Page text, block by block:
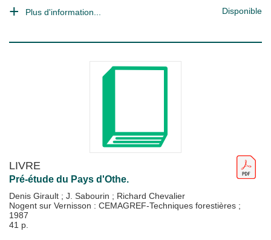
Plus d'information... Disponible
LIVRE
Pré-étude du Pays d'Othe.
Denis Girault ; J. Sabourin ; Richard Chevalier
Nogent sur Vernisson : CEMAGREF-Techniques forestières ;
1987
41 p.